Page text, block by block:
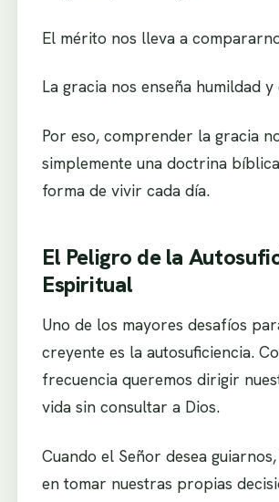
El mérito nos lleva a
La gracia nos enseña humildad
Por eso, comprender la gracia
simplemente una doctrina
forma de vivir cada día.
El Peligro de la
Espiritual
Uno de los mayores desafíos
creyente es la autosuficiencia.
frecuencia queremos dirigir
vida sin consultar a Dios.
Cuando el Señor desea
en tomar nuestras propias